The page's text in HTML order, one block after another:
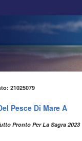
21025079
Pesce Di Mare A
Pronto Per La Sagra 2023